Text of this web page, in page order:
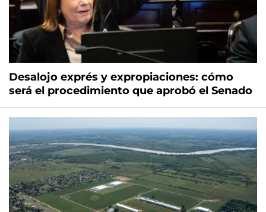
Desalojo exprés y expropiaciones: cómo
será el procedimiento que aprobó el Senado